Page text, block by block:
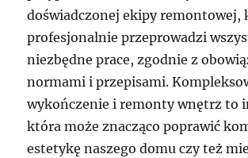
doświadczonej ekipy remontowej,
profesjonalnie przeprowadzi
niezbędne prace, zgodnie z
normami i przepisami.
wykończenie i remonty wnętrz to
która może znacząco poprawić
estetykę naszego domu czy też